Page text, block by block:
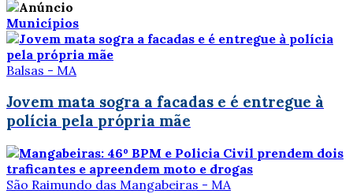
Municípios
Balsas - MA
Jovem mata sogra a facadas e é entregue à
polícia pela própria mãe
São Raimundo das Mangabeiras - MA